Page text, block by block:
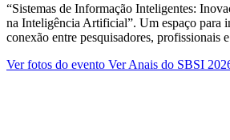
“Sistemas de Informação Inteligentes:
na Inteligência Artificial”. Um espaço para
conexão entre pesquisadores, profissionais
Ver fotos do evento Ver Anais do SBSI